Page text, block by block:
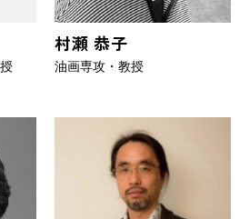
村瀬 恭子
油画専攻・教授